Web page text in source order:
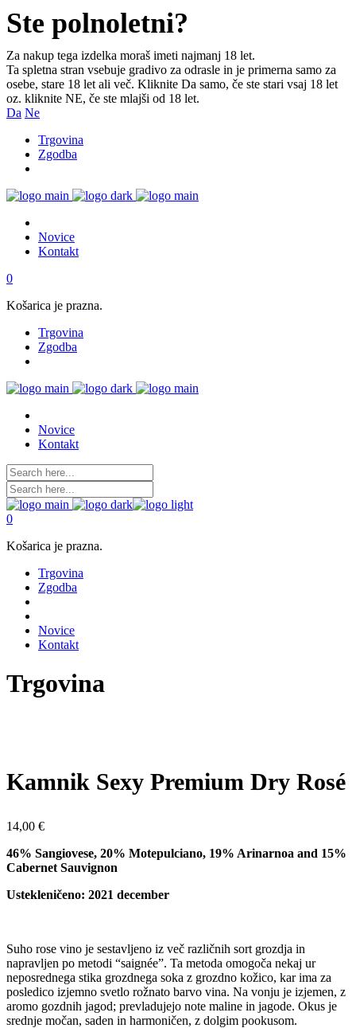
Ste polnoletni?
Za nakup tega izdelka moraš imeti najmanj 18 let.
Ta spletna stran vsebuje gradivo za odrasle in je primerna samo za
osebe, stare 18 let ali več. Kliknite Da samo, če ste stari vsaj 18 let
oz. kliknite NE, če ste mlajši od 18 let.
Da Ne
Trgovina
Zgodba
Novice
Kontakt
0
Košarica je prazna.
Trgovina
Zgodba
Novice
Kontakt
0
Košarica je prazna.
Trgovina
Zgodba
Novice
Kontakt
Trgovina
Kamnik Sexy Premium Dry Rosé
14,00 €
46% Sangiovese, 20% Motepulciano, 19% Arinarnoa and 15%
Cabernet Sauvignon
Ustekleničeno: 2021 december
Suho rose vino je sestavljeno iz več različnih sort grozdja in
napravljen po metodi “saignée”. Ta metoda omogoča nekaj ur
neposrednega stika grozdnega soka z grozdno kožico, kar ima za
posledico izjemno svetlo rožnato barvo vina. Na vonju je izjemen, z
aromo gozdnih jagod; prevladujejo note maline in jagode. Okus je
srednje močan, saden in harmoničen, z dolgim ​​pookusom.